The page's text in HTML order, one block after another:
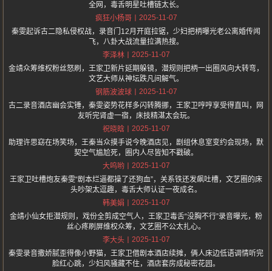
全网，毒舌明星吐槽链太长。
疯狂小杨哥
2025-11-07
秦雯起诉古二隐私侵权战，录音门12月开庭拉锯，少妇把柄曝光老公离婚传闻
飞，八卦大战流量拉满热搜。
李泽林
2025-11-07
金靖众筹维权粉丝怒刷，王家卫新片延期躲镜，潜规则把柄一出圈风向大转弯，
文艺大师从神坛跌凡间解气。
钢筋波波球
2025-11-07
古二录音酒店幽会实锤，秦雯姿势花样多闪转腾挪，王家卫哼哼享受得直叫，网
友听完肾虚一宿，床技精湛太会玩。
祝晓晗
2025-11-07
助理许思窈在场笑场，王秦当众摸手说今晚酒店见，剧组休息室变约会现场，默
契空气尴尬死，圈内人尽皆知不戳破。
大呜哟
2025-11-07
王家卫吐槽炮友秦雯“剧本烂逼都操了还狗血”，关系铁还发飙吐槽，文艺圈的床
头吵架太逗趣，毒舌大师认证一夜成名。
韩美娟
2025-11-07
金靖小仙女拒潜规则，戏份全剪成空气人，王家卫毒舌“没胸不行”录音曝光，粉
丝心疼刷屏维权众筹，文艺圈不公太扎心。
李大头
2025-11-07
秦雯录音撒娇腻歪得像小野猫，王家卫借剧本酒店续摊，俩人床边低语调情听完
脸红心跳，少妇风骚藏不住，酒店套房成秘密花园。